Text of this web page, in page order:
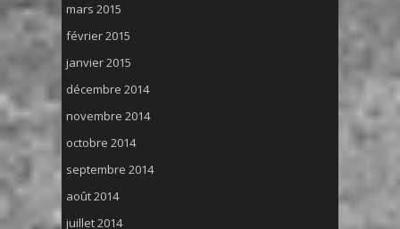
mars 2015
février 2015
janvier 2015
décembre 2014
novembre 2014
octobre 2014
septembre 2014
août 2014
juillet 2014